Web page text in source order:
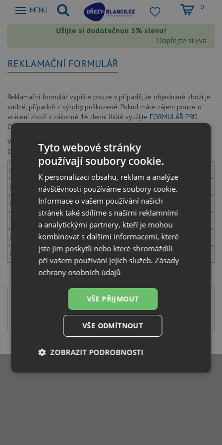
Zobrazit
MENU 0
Užijte si dodatečnou 5% slevu!
Dopřejte si kvalitu
REKLAMAČNÍ FORMULÁŘ
Reklamační formulář vypište pouze v případě, že objednané zboží je
vadné, případně z výroby poškozené. Pokud máte zájem pouze o
vrácení zboží v zákonné 14 denní lhůtě využijte FORMULÁŘ PRO
ODSTOUPENÍ OD SMLOUVY.
Vaše reklamace bude vyřešena do 30ti dnů dle §620 odst.1
Občanského zákoníku.
Jméno zákazníka
Číslo objednávky
Číslo faktury
Telefon
E-mail
Fotodokumentace
Důvod reklamace:
Tyto webové stránky
používají soubory cookie.
K personalizaci obsahu, reklam a analýze
návštěvnosti používáme soubory cookie.
Informace o vašem používání našich
stránek také sdílíme s našimi reklamními
a analytickými partnery, kteří je mohou
kombinovat s dalšími informacemi, které
jste jim poskytli nebo které shromáždili
při vašem používání jejich služeb.Zásady
ochrany osobních údajů
VŠE PŘIJMOUT
VŠE ODMÍTNOUT
ZOBRAZIT PODROBNOSTI
Nezbytně
Výkonové
Soubory